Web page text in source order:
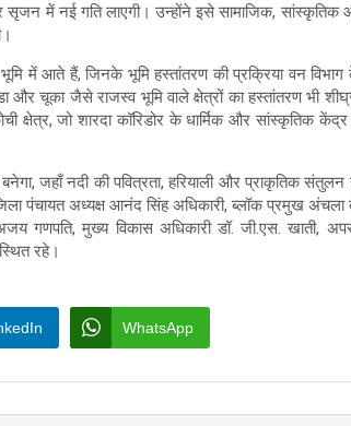
सृजन में नई गति लाएगी। उन्होंने इसे सामाजिक, सांस्कृतिक
में आते हैं, जिनके भूमि हस्तांतरण की प्रक्रिया वन
चूका जैसे राजस्व भूमि वाले क्षेत्रों का हस्तांतरण भी
क्षेत्र, जो शारदा कॉरिडोर के धार्मिक और सांस्कृतिक
जहाँ नदी की पवित्रता, हरियाली और प्राकृतिक संतुलन
पंचायत अध्यक्ष आनंद सिंह अधिकारी, ब्लॉक प्रमुख अंचला
गणपति, मुख्य विकास अधिकारी डॉ. जी.एस. खाती,
रहे।
WhatsApp